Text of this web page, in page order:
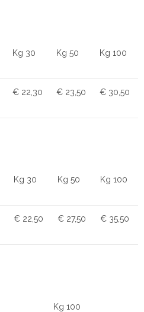
Kg 30 Kg 50 Kg 100
€ 22,30 € 23,50 € 30,50
Kg 30 Kg 50 Kg 100
€ 22,50 € 27,50 € 35,50
Kg 100